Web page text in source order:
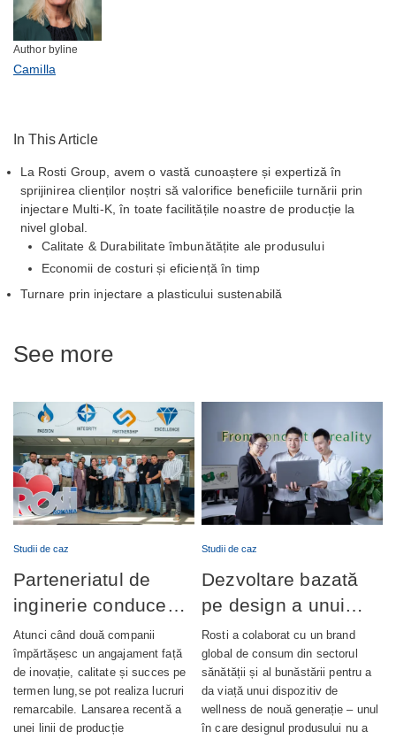
Author byline
Camilla
In This Article
La Rosti Group, avem o vastă cunoaștere și expertiză în
sprijinirea clienților noștri să valorifice beneficiile turnării prin
injectare Multi-K, în toate facilitățile noastre de producție la
nivel global.
Calitate & Durabilitate îmbunătățite ale produsului
Economii de costuri și eficiență în timp
Turnare prin injectare a plasticului sustenabilă
See more
Studii de caz
Parteneriatul de
inginerie conduce
lansarea cu succes
a producției de
pompe de ungere
automată
Atunci când două companii
împărtășesc un angajament față
de inovație, calitate și succes pe
termen lung,se pot realiza lucruri
remarcabile. Lansarea recentă a
unei linii de producție
Studii de caz
Dezvoltare bazată
pe design a unui
dispozitiv de
wellness complet
integrat
Rosti a colaborat cu un brand
global de consum din sectorul
sănătății și al bunăstării pentru a
da viață unui dispozitiv de
wellness de nouă generație – unul
în care designul produsului nu a